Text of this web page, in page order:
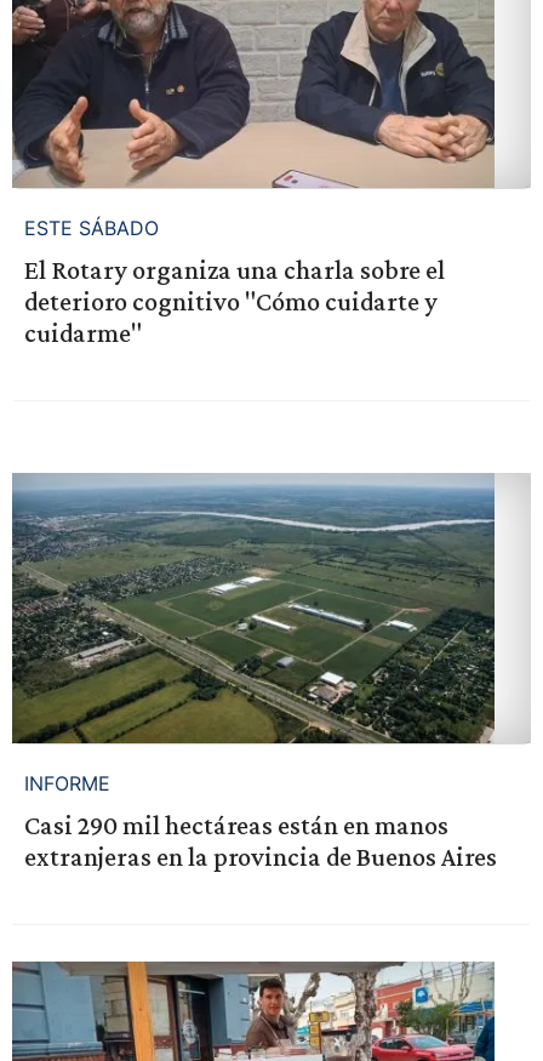
ESTE SÁBADO
El Rotary organiza una charla sobre el
deterioro cognitivo "Cómo cuidarte y
cuidarme"
INFORME
Casi 290 mil hectáreas están en manos
extranjeras en la provincia de Buenos Aires